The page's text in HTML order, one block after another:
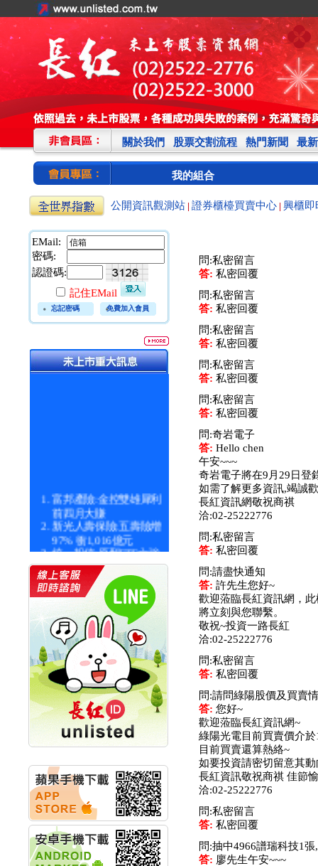
關於我們 股票交割流程 熱門新聞 最
我的組合
公開資訊觀測站 證券櫃檯買賣中心 興櫃即
EMail:
密碼:
認證碼:
記住EMail
忘記密碼 免費加入會員
富邦產險:金控雙雄犀利
前四月大賺
新光人壽保險:五壽險增
97% 衝1,016億元
統一投信:原型ETF六強
漲逾九成
統一投信:主動式ETF溢
價 被盯上
新光人壽保險:新壽Q1外
價金將達996億
宇辰系統科技:宇辰業績
創新高 啟動興櫃轉上櫃
計畫
明緯企業:明緯永續科技
競賽 以電源驅動善的力
量
秀育企業:秀育SHO-U儲
能系統 獲國內首張CNS
認證
聯博投信:聯博00404A
從容擁抱台股主流
華旭先進:代重要子公司
碩通散熱股份有限公司
公告董事會通過發言人
及代理發
華旭先進:代重要子公司
碩通散熱股份有限公司
公告董事會決議發行員
問:私密留言
答: 私密回覆
問:私密留言
答: 私密回覆
問:私密留言
答: 私密回覆
問:私密留言
答: 私密回覆
問:私密留言
答: 私密回覆
問:奇岩電子
答: Hello chen
午安~~~
奇岩電子將在9月29日登
如需了解更多資訊,竭誠
長紅資訊網敬祝商祺
洽:02-25222776
問:私密留言
答: 私密回覆
問:請盡快通知
答: 許先生您好~
歡迎蒞臨長紅資訊網，
將立刻與您聯繫。
敬祝~投資一路長紅
洽:02-25222776
問:私密留言
答: 私密回覆
問:請問綠陽股價及買賣
答: 您好~
歡迎蒞臨長紅資訊網~
綠陽光電目前買賣價介於
目前買賣還算熱絡~
如要投資請密切留意其動
長紅資訊敬祝商祺 佳節
洽:02-25222776
問:私密留言
答: 私密回覆
問:抽中4966譜瑞科技1
答: 廖先生午安~~~